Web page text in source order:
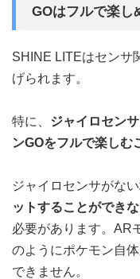
GOはフルで楽し
SHINE LITEはセンサ
げられます。
特に、 ジャイロセン
ンGOをフルで楽しむ
ジャイロセンサがない
ットすることができ
必要があります。AR
のようにポケモン自
できません。